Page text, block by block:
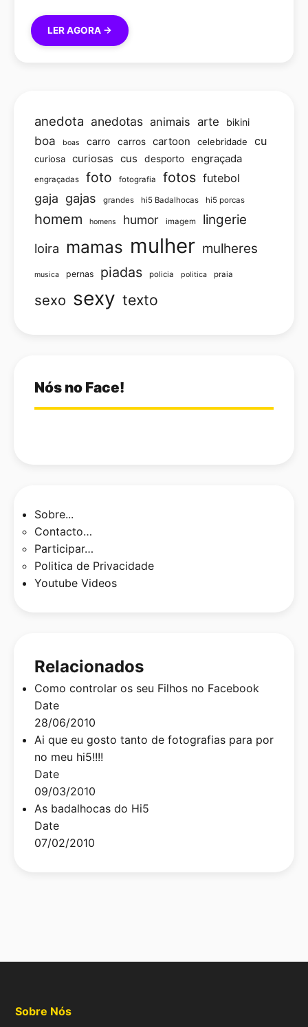
LER AGORA →
anedota anedotas animais arte bikini
boa boas carro carros cartoon celebridade cu
curiosa curiosas cus desporto engraçada
engraçadas foto fotografia fotos futebol
gaja gajas grandes hi5 Badalhocas hi5 porcas
homem homens humor imagem lingerie
loira mamas mulher mulheres
musica pernas piadas policia politica praia
sexo sexy texto
Nós no Face!
Sobre...
Contacto…
Participar…
Politica de Privacidade
Youtube Videos
Relacionados
Como controlar os seu Filhos no Facebook
Date
28/06/2010
Ai que eu gosto tanto de fotografias para por
no meu hi5!!!!
Date
09/03/2010
As badalhocas do Hi5
Date
07/02/2010
Sobre Nós